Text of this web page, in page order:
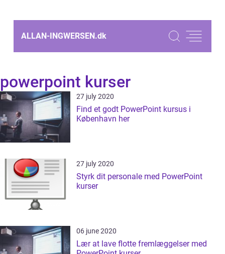
ALLAN-INGWERSEN.dk
powerpoint kurser
27 july 2020
Find et godt PowerPoint kursus i
København her
27 july 2020
Styrk dit personale med PowerPoint
kurser
06 june 2020
Lær at lave flotte fremlæggelser med